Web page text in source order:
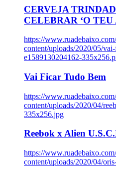
CERVEJA
CELEBRAR ‘O TEU
https://
content/uploads/2020/05/
e1589130204162-
Vai Ficar Tudo Bem
https://
content/uploads/2020/04/
335x256.jpg
Reebok x Alien
https://
content/uploads/2020/04/